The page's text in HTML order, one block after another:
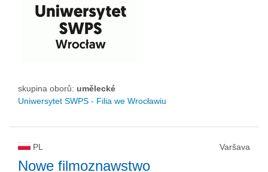
skupina oborů: umělecké
Uniwersytet SWPS - Filia we Wrocławiu
PL Varšava
Nowe filmoznawstwo